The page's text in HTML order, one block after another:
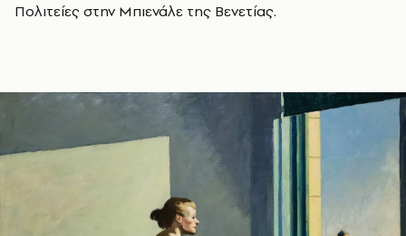
Πολιτείες στην Μπιενάλε της Βενετίας.